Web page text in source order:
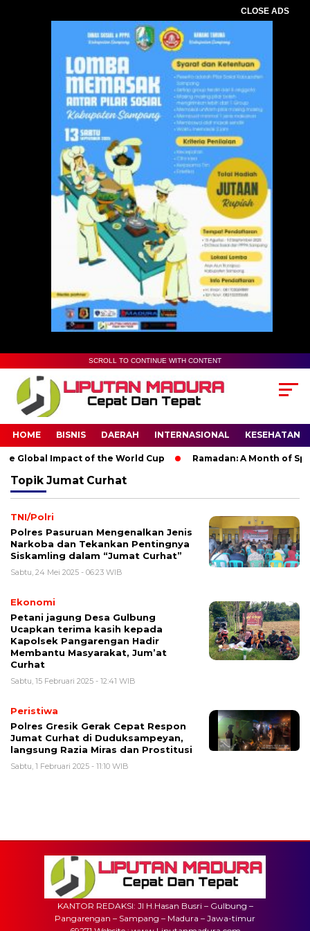
CLOSE ADS
SCROLL TO CONTINUE WITH CONTENT
HOME BISNIS DAERAH INTERNASIONAL KESEHATAN
Global Impact of the World Cup Ramadan: A Month of
Topik Jumat Curhat
TNI/Polri
Polres Pasuruan Mengenalkan Jenis
Narkoba dan Tekankan Pentingnya
Siskamling dalam “Jumat Curhat”
Sabtu, 24 Mei 2025 - 06:23 WIB
Ekonomi
Petani jagung Desa Gulbung
Ucapkan terima kasih kepada
Kapolsek Pangarengan Hadir
Membantu Masyarakat, Jum’at
Curhat
Sabtu, 15 Februari 2025 - 12:41 WIB
Peristiwa
Polres Gresik Gerak Cepat Respon
Jumat Curhat di Duduksampeyan,
langsung Razia Miras dan Prostitusi
Sabtu, 1 Februari 2025 - 11:10 WIB
KANTOR REDAKSI: Jl H.Hasan Busri – Gulbung –
Pangarengan – Sampang – Madura – Jawa-timur